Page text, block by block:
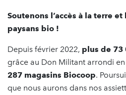
Soutenons l’accès à la terre
paysans bio !
Depuis février 2022, plus de 73
grâce au Don Militant arrondi
287 magasins Biocoop.
que nous aurons dans nos